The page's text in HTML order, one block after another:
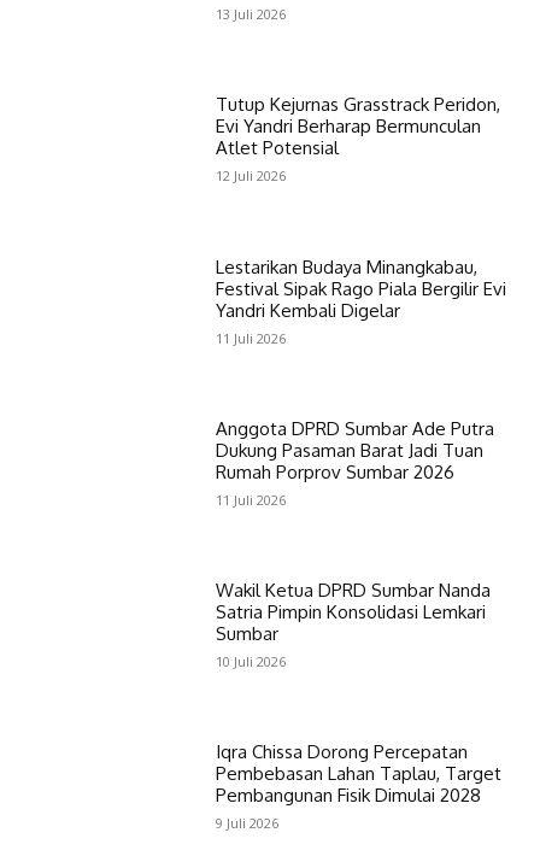
13 Juli 2026
Tutup Kejurnas Grasstrack Peridon,
Evi Yandri Berharap Bermunculan
Atlet Potensial
12 Juli 2026
Lestarikan Budaya Minangkabau,
Festival Sipak Rago Piala Bergilir Evi
Yandri Kembali Digelar
11 Juli 2026
Anggota DPRD Sumbar Ade Putra
Dukung Pasaman Barat Jadi Tuan
Rumah Porprov Sumbar 2026
11 Juli 2026
Wakil Ketua DPRD Sumbar Nanda
Satria Pimpin Konsolidasi Lemkari
Sumbar
10 Juli 2026
Iqra Chissa Dorong Percepatan
Pembebasan Lahan Taplau, Target
Pembangunan Fisik Dimulai 2028
9 Juli 2026